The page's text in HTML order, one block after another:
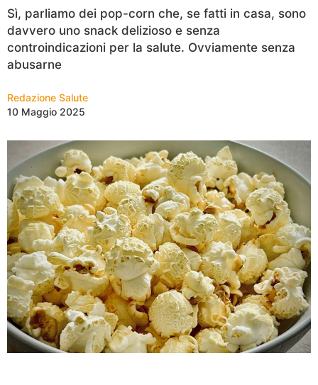
Sì, parliamo dei pop-corn che, se fatti in casa, sono
davvero uno snack delizioso e senza
controindicazioni per la salute. Ovviamente senza
abusarne
Redazione Salute
10 Maggio 2025